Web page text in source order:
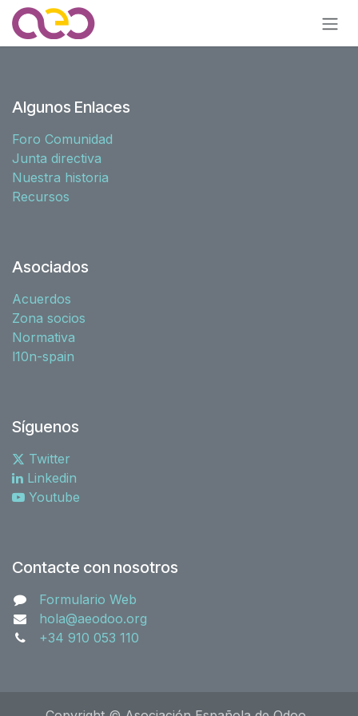
Ir al contenido
Algunos Enlaces
Foro Comunidad
Junta directiva
Nuestra historia
Recursos
Asociados
Acuerdos
Zona socios
Normativa
l10n-spain
Síguenos
Twitter
Linkedin
Youtube
Contacte con nosotros
Formulario Web
hola@aeodoo.org
+34 910 053 110